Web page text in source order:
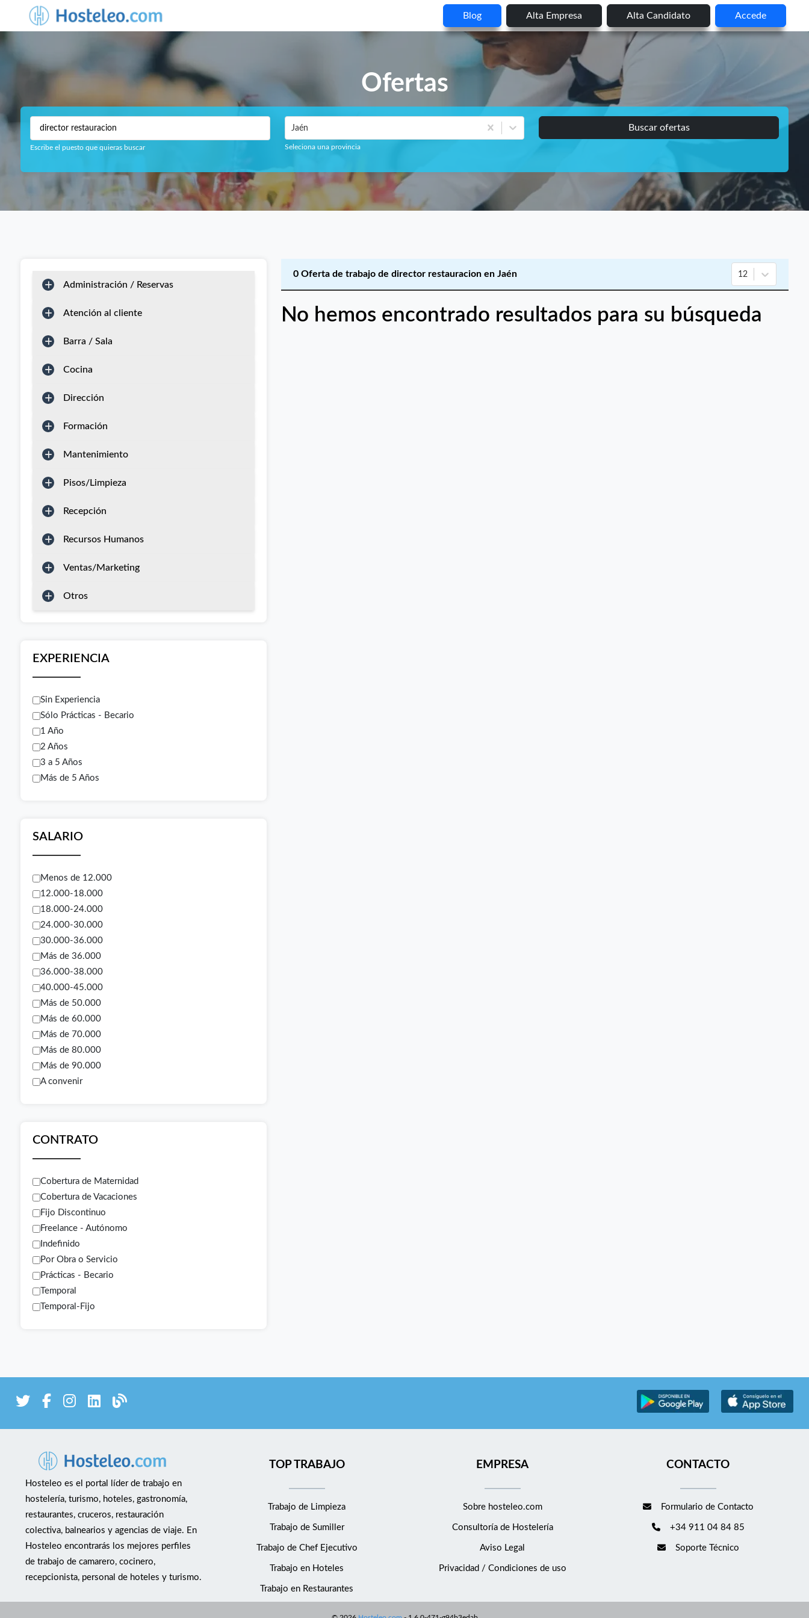
Blog Alta Empresa Alta Candidato Accede
Ofertas
Escribe el puesto que quieras buscar
Jaén
Seleciona una provincia
Buscar ofertas
Administración / Reservas
Atención al cliente
Barra / Sala
Cocina
Dirección
Formación
Mantenimiento
Pisos/Limpieza
Recepción
Recursos Humanos
Ventas/Marketing
Otros
EXPERIENCIA
Sin Experiencia
Sólo Prácticas - Becario
1 Año
2 Años
3 a 5 Años
Más de 5 Años
SALARIO
Menos de 12.000
12.000-18.000
18.000-24.000
24.000-30.000
30.000-36.000
Más de 36.000
36.000-38.000
40.000-45.000
Más de 50.000
Más de 60.000
Más de 70.000
Más de 80.000
Más de 90.000
A convenir
CONTRATO
Cobertura de Maternidad
Cobertura de Vacaciones
Fijo Discontinuo
Freelance - Autónomo
Indefinido
Por Obra o Servicio
Prácticas - Becario
Temporal
Temporal-Fijo
0 Oferta de trabajo de director restauracion en Jaén 12
No hemos encontrado resultados para su búsqueda
Hosteleo es el portal líder de trabajo en
hostelería, turismo, hoteles, gastronomía,
restaurantes, cruceros, restauración
colectiva, balnearios y agencias de viaje. En
Hosteleo encontrarás los mejores perfiles
de trabajo de camarero, cocinero,
recepcionista, personal de hoteles y turismo.
TOP TRABAJO
Trabajo de Limpieza
Trabajo de Sumiller
Trabajo de Chef Ejecutivo
Trabajo en Hoteles
Trabajo en Restaurantes
EMPRESA
Sobre hosteleo.com
Consultoría de Hostelería
Aviso Legal
Privacidad / Condiciones de uso
CONTACTO
Formulario de Contacto
+34 911 04 84 85
Soporte Técnico